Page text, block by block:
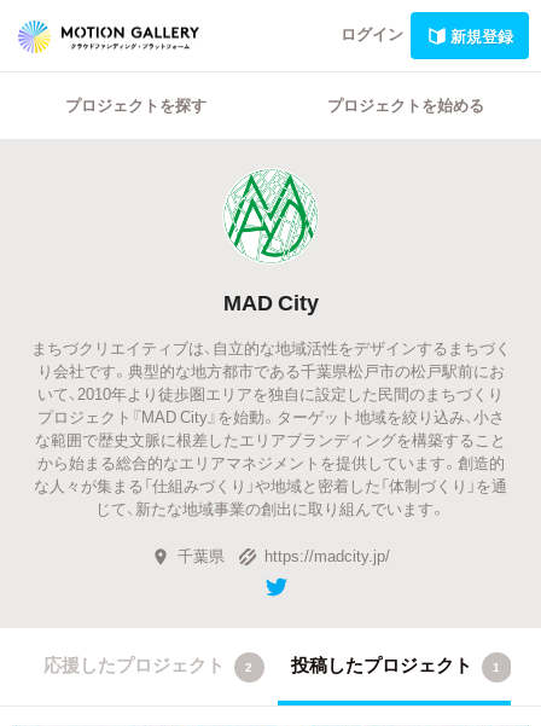
ログイン 新規登録
プロジェクトを探す プロジェクトを始める
MAD City
まちづクリエイティブは、自立的な地域活性をデザインするまちづく
り会社です。典型的な地方都市である千葉県松戸市の松戸駅前にお
いて、2010年より徒歩圏エリアを独自に設定した民間のまちづくり
プロジェクト『MAD City』を始動。ターゲット地域を絞り込み、小さ
な範囲で歴史文脈に根差したエリアブランディングを構築すること
から始まる総合的なエリアマネジメントを提供しています。創造的
な人々が集まる「仕組みづくり」や地域と密着した「体制づくり」を通
じて、新たな地域事業の創出に取り組んでいます。
千葉県 https://madcity.jp/
応援したプロジェクト 2 投稿したプロジェクト 1